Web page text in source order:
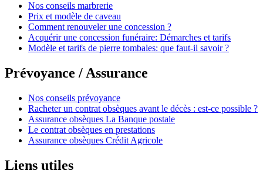
Nos conseils marbrerie
Prix et modèle de caveau
Comment renouveler une concession ?
Acquérir une concession funéraire: Démarches et tarifs
Modèle et tarifs de pierre tombales: que faut-il savoir ?
Prévoyance / Assurance
Nos conseils prévoyance
Racheter un contrat obsèques avant le décès : est-ce possible ?
Assurance obsèques La Banque postale
Le contrat obsèques en prestations
Assurance obsèques Crédit Agricole
Liens utiles